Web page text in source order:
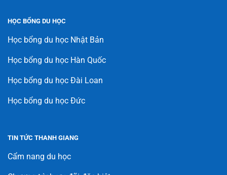
HỌC BỔNG DU HỌC
Học bổng du học Nhật Bản
Học bổng du học Hàn Quốc
Học bổng du học Đài Loan
Học bổng du học Đức
TIN TỨC THANH GIANG
Cẩm nang du học